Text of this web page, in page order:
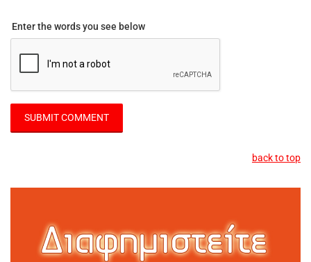
Enter the words you see below
back to top